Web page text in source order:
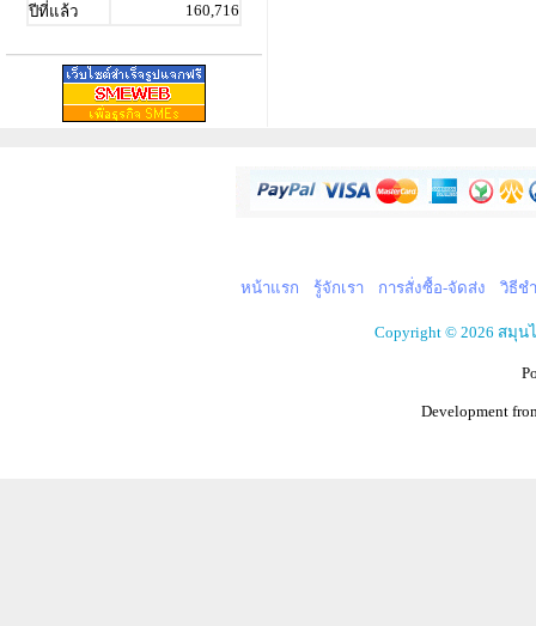
ปีที่แล้ว
160,716
หน้าแรก รู้จักเรา การสั่งซื้อ-จัดส่ง วิธีช
Copyright © 2026 สมุ
Development